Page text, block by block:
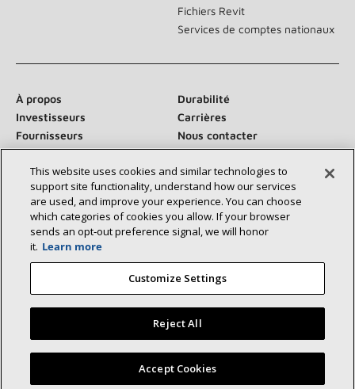
Fichiers Revit
Services de comptes nationaux
À propos
Durabilité
Investisseurs
Carrières
Fournisseurs
Nous contacter
Salle de presse
Communiquez avec nous :
©2026 Lennox International Inc.
Déclaration d’accessibilité
Confidentialité
Conditions générales
This website uses cookies and similar technologies to
support site functionality, understand how our services
are used, and improve your experience. You can choose
which categories of cookies you allow. If your browser
sends an opt‑out preference signal, we will honor
it. Learn more
Customize Settings
Reject All
Accept Cookies